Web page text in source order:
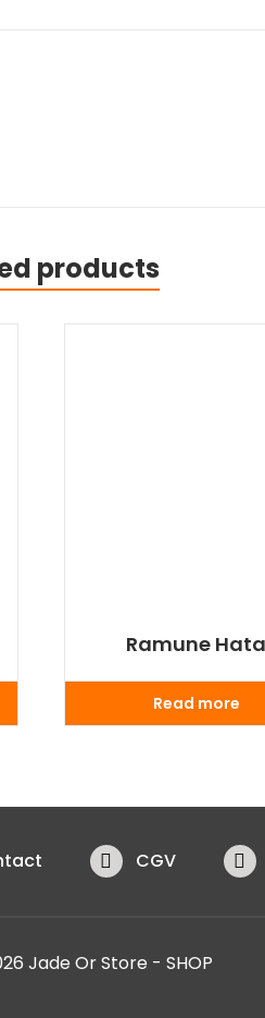
products
Ramune Hata
Read more
CGV
Jade Or Store - SHOP